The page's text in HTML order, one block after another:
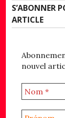
S’ABONNER
ARTICLE
nouvel